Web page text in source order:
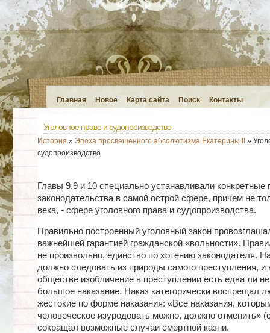
Главная Новое Карта сайта Поиск Контакты
Уголовное право и судопроизводство
История » Эпоха просвещенного абсолютизма Екатерины II
»
судопроизводство
Главы 9.9 и 10 специально устанавливали конкретные
законодательства в самой острой сфере, причем не
века, - сфере уголовного права и судопроизводства.
Правильно построенный уголовный закон
важнейшей гарантией гражданской «вольности».
не произвольно, единство по хотению законодателя.
должно следовать из природы самого преступления, и
обществе изобличение в преступлении есть едва ли
большое наказание. Наказ категорически воспрещал
жестокие по форме наказания: «Все наказания,
человеческое изуродовать можно, должно отменить»
сокращал возможные случаи смертной казни.